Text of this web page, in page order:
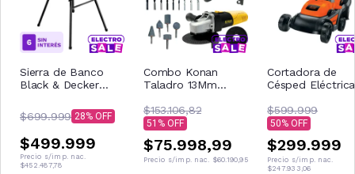
Sierra de Banco
Black & Decker
$699.999 28
$499.999
Precio s/imp. nac.
$452.487,78
Combo Konan
Taladro 13Mm
115Mm 720W
$153.106,82
51
$75.998,99
Precio s/imp. nac. $60.190,95
Cortadora de
Césped Eléctrica
Decker GR3850-
$599.999
50
$299.999
Precio s/imp. nac.
$247.933,06